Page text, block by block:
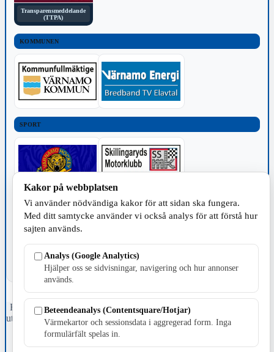
Transparensmeddelande
(TTPA)
KOMMUNEN
SPORT
TILLVERKNING
Fristående webbtidningsföretag grundat 1991 som sedan 2002 ger
ut tidningen Skillingaryd.nu och 2010 lanserades Värnamo.nu. Från
april 2026 omfattar Skillingaryd.nu tre kommuner: Gnosjö,
Värnamo och Vaggeryds kommun.
Kakor på webbplatsen
Vi använder nödvändiga kakor för att sidan ska fungera.
Med ditt samtycke använder vi också analys för att förstå hur
sajten används.
Analys (Google Analytics)
Hjälper oss se sidvisningar, navigering och hur annonser
används.
Beteendeanalys (Contentsquare/Hotjar)
Värmekartor och sessionsdata i aggregerad form. Inga
formulärfält spelas in.